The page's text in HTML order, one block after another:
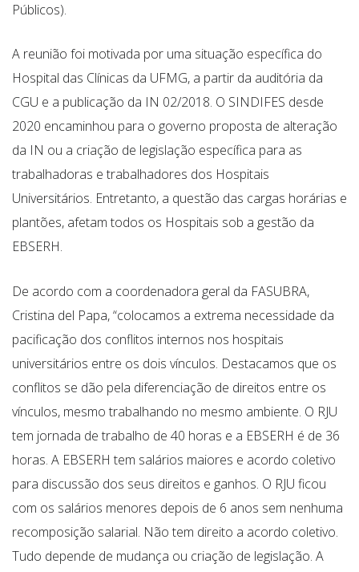
Públicos).
A reunião foi motivada por uma situação específica do
Hospital das Clínicas da UFMG, a partir da auditória da
CGU e a publicação da IN 02/2018. O SINDIFES desde
2020 encaminhou para o governo proposta de alteração
da IN ou a criação de legislação específica para as
trabalhadoras e trabalhadores dos Hospitais
Universitários. Entretanto, a questão das cargas horárias e
plantões, afetam todos os Hospitais sob a gestão da
EBSERH.
De acordo com a coordenadora geral da FASUBRA,
Cristina del Papa, “colocamos a extrema necessidade da
pacificação dos conflitos internos nos hospitais
universitários entre os dois vínculos. Destacamos que os
conflitos se dão pela diferenciação de direitos entre os
vínculos, mesmo trabalhando no mesmo ambiente. O RJU
tem jornada de trabalho de 40 horas e a EBSERH é de 36
horas. A EBSERH tem salários maiores e acordo coletivo
para discussão dos seus direitos e ganhos. O RJU ficou
com os salários menores depois de 6 anos sem nenhuma
recomposição salarial. Não tem direito a acordo coletivo.
Tudo depende de mudança ou criação de legislação. A